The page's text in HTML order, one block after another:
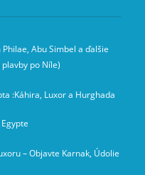
Abu Simbel a ďalšie
po Níle)
:Káhira, Luxor a Hurghada
– Objavte Karnak, Údolie